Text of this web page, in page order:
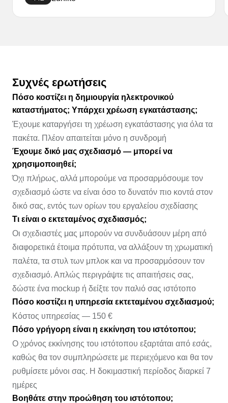
Συχνές ερωτήσεις
Πόσο κοστίζει η δημιουργία ηλεκτρονικού
καταστήματος; Υπάρχει χρέωση εγκατάστασης;
Έχουμε καταργήσει τη χρέωση εγκατάστασης για όλα τα
πακέτα. Πλέον απαιτείται μόνο η συνδρομή
Έχουμε δικό μας σχεδιασμό — μπορεί να
χρησιμοποιηθεί;
Όχι πλήρως, αλλά μπορούμε να προσαρμόσουμε τον
σχεδιασμό ώστε να είναι όσο το δυνατόν πιο κοντά στον
δικό σας, εντός των ορίων του εργαλείου σχεδίασης
Τι είναι ο εκτεταμένος σχεδιασμός;
Οι σχεδιαστές μας μπορούν να συνδυάσουν μέρη από
διαφορετικά έτοιμα πρότυπα, να αλλάξουν τη χρωματική
παλέτα, τα στυλ των μπλοκ και να προσαρμόσουν τον
σχεδιασμό. Απλώς περιγράψτε τις απαιτήσεις σας,
δώστε ένα mockup ή δείξτε τον παλιό σας ιστότοπο
Πόσο κοστίζει η υπηρεσία εκτεταμένου σχεδιασμού;
Κόστος υπηρεσίας — 150 €
Πόσο γρήγορη είναι η εκκίνηση του ιστότοπου;
Ο χρόνος εκκίνησης του ιστότοπου εξαρτάται από εσάς,
καθώς θα τον συμπληρώσετε με περιεχόμενο και θα τον
ρυθμίσετε μόνοι σας. Η δοκιμαστική περίοδος διαρκεί 7
ημέρες
Βοηθάτε στην προώθηση του ιστότοπου;